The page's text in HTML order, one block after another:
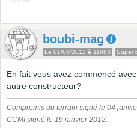
boubi-mag
Le 01/06/2012 à 11h53 Super
En fait vous avez commencé
autre constructeur?
Compromis du terrain signé le 04
CCMI signé le 19 janvier 2012.